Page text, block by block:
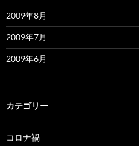
2009年8月
2009年7月
2009年6月
カテゴリー
コロナ禍